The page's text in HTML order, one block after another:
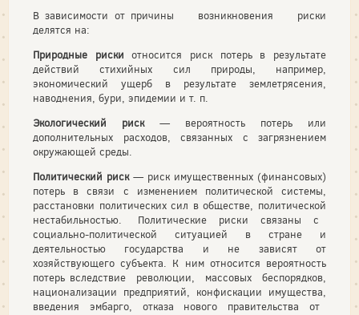
В зависимости от причины воз­никновения риски
делятся на:
Природные риски относится риск потерь в результате
действий стихийных сил природы, например,
экономический ущерб в результате землетрясения,
наводнения, бури, эпидемии и т. п.
Экологический риск — вероятность потерь или
дополнитель­ных расходов, связанных с загрязнением
окружающей среды.
Политический риск— риск имущественных (финансовых)
потерь в связи с изменением политической системы,
расста­новки политических сил в обществе, политической
нестабиль­ностью. Политические риски связаны с
социально-поли­тической ситуацией в стране и
деятельностью государства и не зависят от
хозяйствующего субъекта. К ним относится вероят­ность
потерь вследствие революции, массовых беспорядков,
национализации предприятий, конфискации имущества,
введе­ния эмбарго, отказа нового правительства от